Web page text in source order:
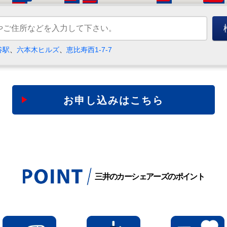
駅 六本木ヒルズ 恵比寿西1-7-7
三井のカーシェアーズのポイント